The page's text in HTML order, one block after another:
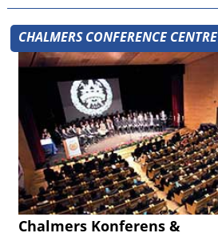
CHALMERS CONFERENCE CENTRE
Chalmers Konferens &